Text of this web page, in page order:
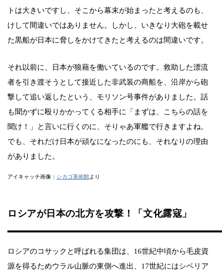
トは大きいですし、そこから幕末が始まったと考えるのも、
けして間違いではありません。しかし、いきなり大砲を載せ
た黒船が日本に脅しをかけてきたと考えるのは間違いです。
それ以前に、日本が狼藉を働いているのです。救助した漂流
者を引き渡そうとして接近した非武装の商船を、沿岸から砲
撃して追い返したという、モリソン号事件がありました。話
も聞かずに殴りかかってくる相手に「まずは、こちらの話を
聞け！」と言いに行くのに、そりゃあ軍艦で行きますよね。
でも、それだけ日本が頑なになったのにも、それなりの理由
がありました。
アイキャッチ画像： シカゴ美術館より
ロシアが日本の北方を攻撃！「文化露寇」
ロシアのコサックと呼ばれる集団は、16世紀中頃から毛皮資
源を得るためウラル山脈の東側へ進出、17世紀にはシベリア